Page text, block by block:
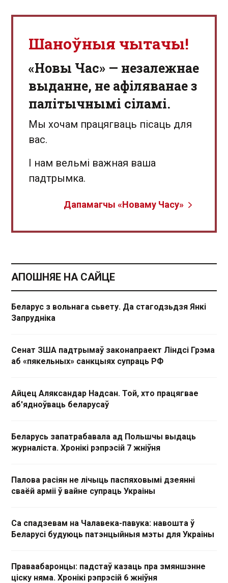
Шаноўныя чытачы!
«Новы Час» — незалежнае
выданне, не афіляванае з
палітычнымі сіламі.
Мы хочам працягваць пісаць для
вас.
І нам вельмі важная ваша
падтрымка.
Дапамагчы «Новаму Часу»
АПОШНЯЕ НА САЙЦЕ
Беларус з вольнага сьвету. Да стагодзьдзя Янкі
Запрудніка
Сенат ЗША падтрымаў законапраект Ліндсі Грэма
аб «пякельных» санкцыях супраць РФ
Айцец Аляксандар Надсан. Той, хто працягвае
аб'ядноўваць беларусаў
Беларусь запатрабавала ад Польшчы выдаць
журналіста. Хронікі рэпрэсій 7 жніўня
Палова расіян не лічыць паспяховымі дзеянні
сваёй арміі ў вайне супраць Украіны
Са спадзевам на Чалавека-павука: навошта ў
Беларусі будуюць патэнцыйныя мэты для Украіны
Праваабаронцы: падстаў казаць пра змяншэнне
ціску няма. Хронікі рэпрэсій 6 жніўня